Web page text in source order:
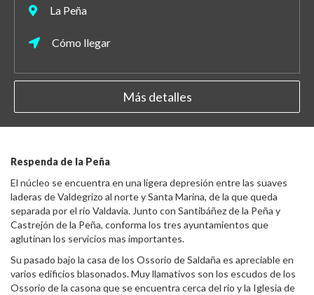
La Peña
Cómo llegar
Más detalles
Respenda de la Peña
El núcleo se encuentra en una ligera depresión entre las suaves
laderas de Valdegrizo al norte y Santa Marina, de la que queda
separada por el río Valdavia. Junto con Santibáñez de la Peña y
Castrejón de la Peña, conforma los tres ayuntamientos que
aglutinan los servicios mas importantes.
Su pasado bajo la casa de los Ossorio de Saldaña es apreciable en
varios edificios blasonados. Muy llamativos son los escudos de los
Ossorio de la casona que se encuentra cerca del rio y la Iglesia de